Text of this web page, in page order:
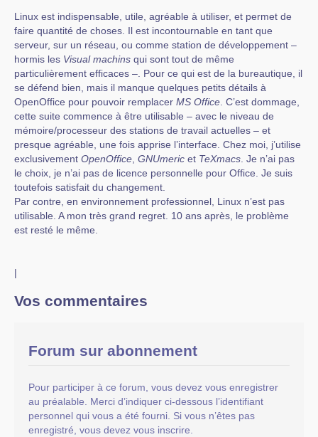
Linux est indispensable, utile, agréable à utiliser, et permet de
faire quantité de choses. Il est incontournable en tant que
serveur, sur un réseau, ou comme station de développement –
hormis les Visual machins qui sont tout de même
particulièrement efficaces –. Pour ce qui est de la bureautique, il
se défend bien, mais il manque quelques petits détails à
OpenOffice pour pouvoir remplacer MS Office . C’est dommage,
cette suite commence à être utilisable – avec le niveau de
mémoire/processeur des stations de travail actuelles – et
presque agréable, une fois apprise l’interface. Chez moi, j’utilise
exclusivement OpenOffice GNUmeric et TeXmacs . Je n’ai pas
le choix, je n’ai pas de licence personnelle pour Office. Je suis
toutefois satisfait du changement.
Par contre, en environnement professionnel, Linux n’est pas
utilisable. A mon très grand regret. 10 ans après, le problème
est resté le même.
|
Vos commentaires
Forum sur abonnement
Pour participer à ce forum, vous devez vous enregistrer
au préalable. Merci d’indiquer ci-dessous l’identifiant
personnel qui vous a été fourni. Si vous n’êtes pas
enregistré, vous devez vous inscrire.